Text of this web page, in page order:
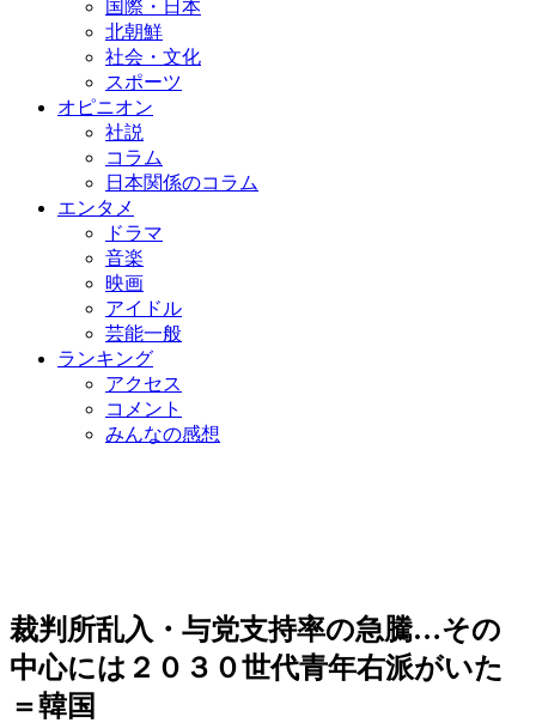
国際・日本
北朝鮮
社会・文化
スポーツ
オピニオン
社説
コラム
日本関係のコラム
エンタメ
ドラマ
音楽
映画
アイドル
芸能一般
ランキング
アクセス
コメント
みんなの感想
裁判所乱入・与党支持率の急騰…その
中心には２０３０世代青年右派がいた
＝韓国